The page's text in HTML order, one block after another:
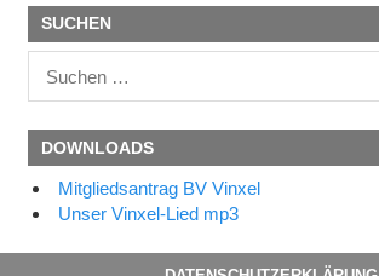
SUCHEN
nach:
DOWNLOADS
Mitgliedsantrag BV Vinxel
Unser Vinxel-Lied mp3